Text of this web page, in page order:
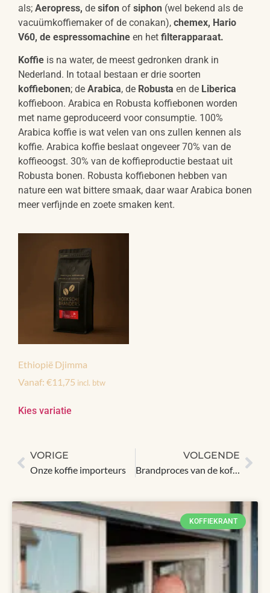
als; Aeropress, de sifon of siphon (wel bekend als de
vacuümkoffiemaker of de conakan), chemex, Hario
V60, de espressomachine en het filterapparaat.
Koffie is na water, de meest gedronken drank in
Nederland. In totaal bestaan er drie soorten
koffiebonen; de Arabica, de Robusta en de Liberica
koffieboon. Arabica en Robusta koffiebonen worden
met name geproduceerd voor consumptie. 100%
Arabica koffie is wat velen van ons zullen kennen als
koffie. Arabica koffie beslaat ongeveer 70% van de
koffieoogst. 30% van de koffieproductie bestaat uit
Robusta bonen. Robusta koffiebonen hebben van
nature een wat bittere smaak, daar waar Arabica bonen
meer verfijnde en zoete smaken kent.
Ethiopië Djimma
Vanaf: €11,75 incl. btw
Kies variatie
VORIGE
Onze koffie importeurs
VOLGENDE
Brandproces van de koffiebonen
KOFFIEKRANT